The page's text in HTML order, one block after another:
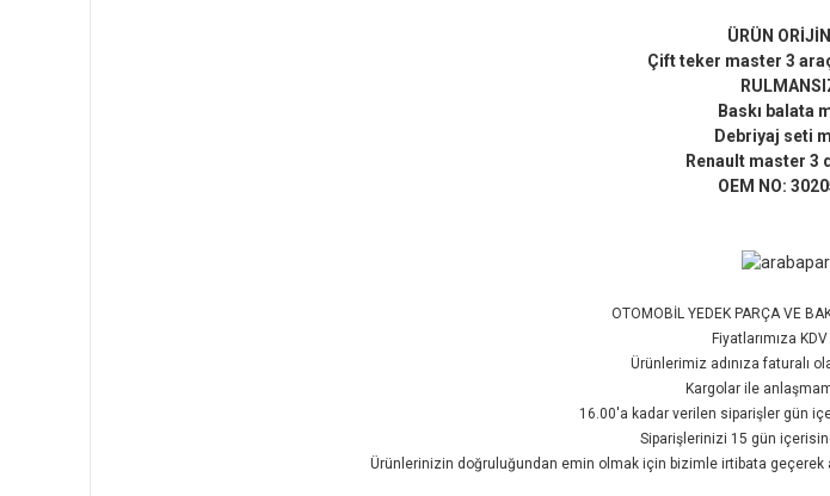
ÜRÜN
Çift teker master 3
Baskı balata
Debriyaj seti
Renault master 3
OEM NO:
OTOMOBİL YEDEK PARÇA VE
Fiyatlarımıza
Ürünlerimiz adınıza faturalı
Kargolar ile
16.00'a kadar verilen siparişler gün
Siparişlerinizi 15 gün
Ürünlerinizin doğruluğundan emin olmak için bizimle irtibata geçerek